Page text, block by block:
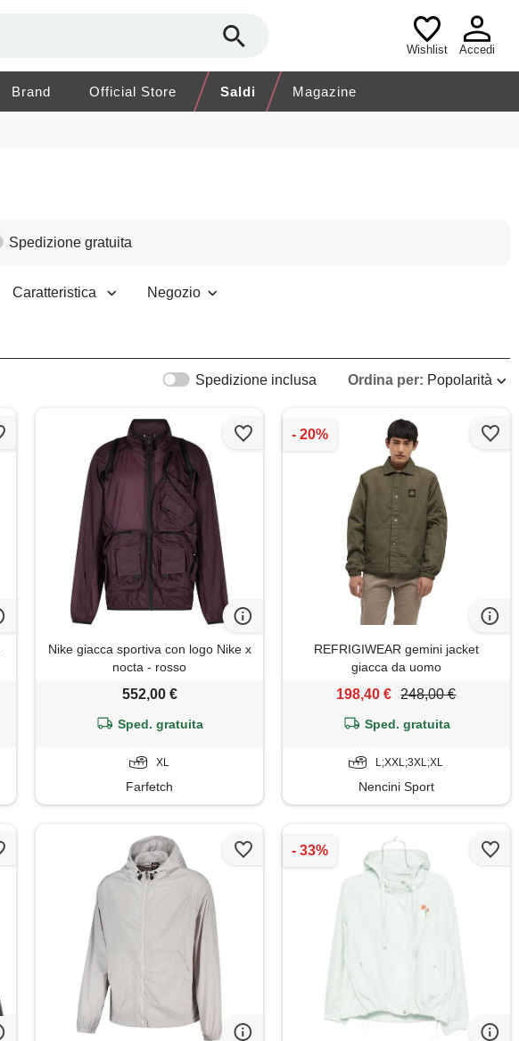
Wishlist Accedi
Brand Official Store Saldi Magazine
Spedizione gratuita
Caratteristica Negozio
Ordina per: Popolarità
Spedizione inclusa
Nike giacca sportiva con logo Nike x
nocta - rosso
552,00 €
Sped. gratuita
XL
Farfetch
REFRIGIWEAR gemini jacket
giacca da uomo
198,40 € 248,00 €
Sped. gratuita
L;XXL;3XL;XL
Nencini Sport